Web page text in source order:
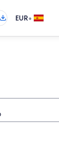
EUR•